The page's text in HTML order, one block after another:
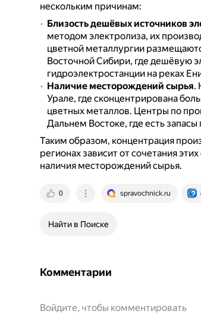
нескольким причинам:
Близость дешёвых источников
методом электролиза, их
цветной металлургии
Восточной Сибири, где дешёвую
гидроэлектростанции на реках
Наличие месторождений сырья.
Урале, где сконцентрирована
цветных металлов. Центры по
Дальнем Востоке, где есть
Таким образом, концентрация
регионах зависит от сочетания
наличия месторождений сырья.
0 spravochnick.ru
Найти в Поиске
Комментарии
Войдите, чтобы комментировать